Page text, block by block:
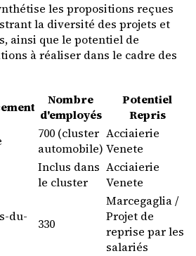
les propositions reçues
la diversité des projets et
ainsi que le potentiel de
à réaliser dans le cadre des
Nombre
d'employés
Potentiel
Repris
700 (cluster
automobile)
Acciaierie
Venete
Inclus dans
le cluster
Acciaierie
Venete
du-
330
Marcegaglia /
Projet de
reprise par les
salariés